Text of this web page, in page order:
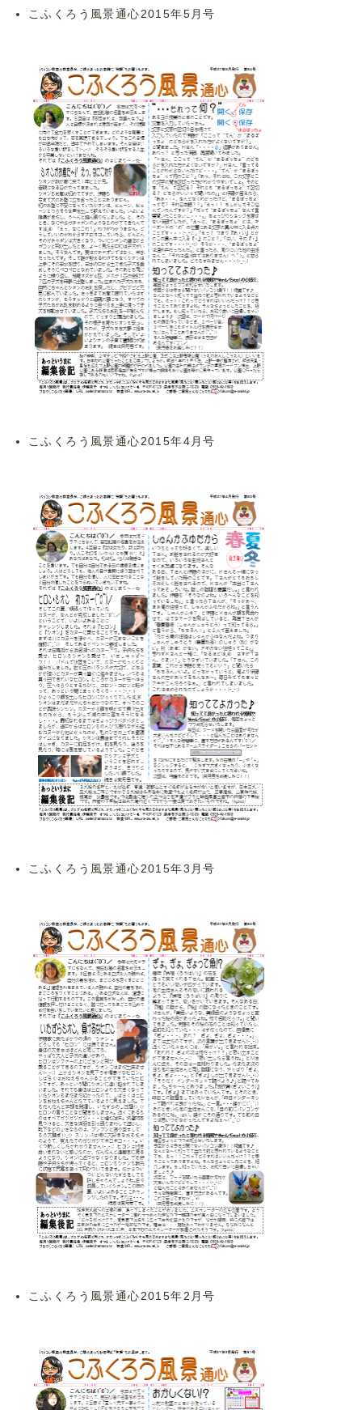
こふくろう風景通心2015年5月号
こふくろう風景通心2015年4月号
こふくろう風景通心2015年3月号
こふくろう風景通心2015年2月号